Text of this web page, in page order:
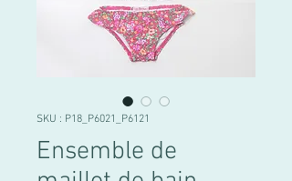
SKU : P18_P6021_P6121
Ensemble de